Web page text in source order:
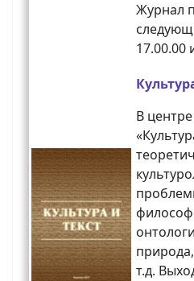
Журнал
17.00.00
В
т.д.